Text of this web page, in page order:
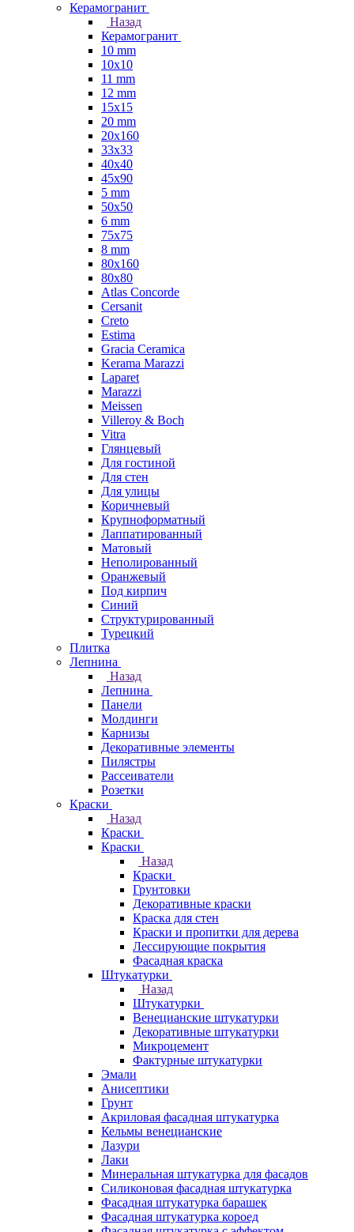
Керамогранит
Назад
Керамогранит
10 mm
10x10
11 mm
12 mm
15x15
20 mm
20х160
33x33
40х40
45x90
5 mm
50x50
6 mm
75х75
8 mm
80x160
80x80
Atlas Concorde
Cersanit
Creto
Estima
Gracia Ceramica
Kerama Marazzi
Laparet
Marazzi
Meissen
Villeroy & Boch
Vitra
Глянцевый
Для гостиной
Для стен
Для улицы
Коричневый
Крупноформатный
Лаппатированный
Матовый
Неполированный
Оранжевый
Под кирпич
Синий
Структурированный
Турецкий
Плитка
Лепнина
Назад
Лепнина
Панели
Молдинги
Карнизы
Декоративные элементы
Пилястры
Рассеиватели
Розетки
Краски
Назад
Краски
Краски
Назад
Краски
Грунтовки
Декоративные краски
Краска для стен
Краски и пропитки для дерева
Лессирующие покрытия
Фасадная краска
Штукатурки
Назад
Штукатурки
Венецианские штукатурки
Декоративные штукатурки
Микроцемент
Фактурные штукатурки
Эмали
Анисептики
Грунт
Акриловая фасадная штукатурка
Кельмы венецианские
Лазури
Лаки
Минеральная штукатурка для фасадов
Силиконовая фасадная штукатурка
Фасадная штукатурка барашек
Фасадная штукатурка короед